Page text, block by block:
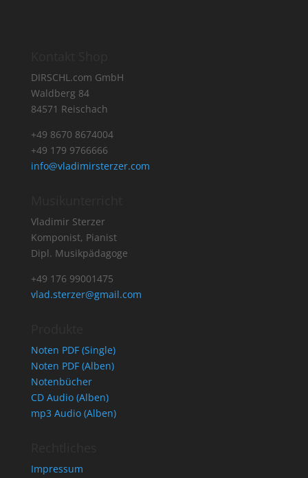
DIRSCHL.com GmbH
Waldberg 84
84571 Reischach
+49 8670 8674004
+49 179 9766666
info@vladimirsterzer.com
Vladimir Sterzer
Komponist, Pianist
Dipl. Musikpädagoge
+49 176 99001475
vlad.sterzer@gmail.com
Noten PDF (Single)
Noten PDF (Alben)
Notenbücher
CD Audio (Alben)
mp3 Audio (Alben)
Impressum